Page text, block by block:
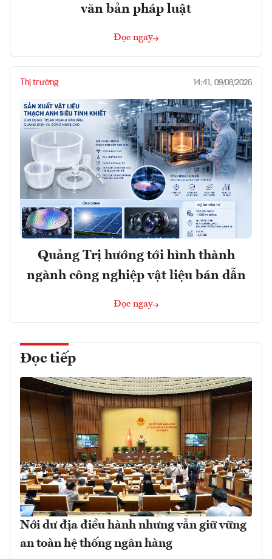
văn bản pháp luật
Đọc ngay
Thị trường 14:41, 09/08/2026
Quảng Trị hướng tới hình thành
ngành công nghiệp vật liệu bán dẫn
Đọc ngay
Đọc tiếp
Nới dư địa điều hành nhưng vẫn giữ vững
an toàn hệ thống ngân hàng